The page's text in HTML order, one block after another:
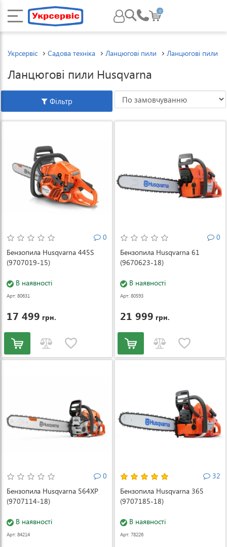
0
Укрсервіс Садова техніка Ланцюгові пили Ланцюгові пили
Ланцюгові пили Husqvarna
Фільтр
0
Бензопила Husqvarna 445S
(9707019-15)
В наявності
Арт: 80631
17 499 грн.
0
Бензопила Husqvarna 61
(9670623-18)
В наявності
Арт: 80593
21 999 грн.
0
Бензопила Husqvarna 564XP
(9707114-18)
В наявності
Арт: 84214
32
Бензопила Husqvarna 365
(9707185-18)
В наявності
Арт: 78226